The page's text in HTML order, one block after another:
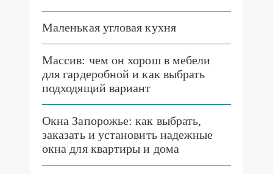
Маленькая угловая кухня
Массив: чем он хорош в мебели
для гардеробной и как выбрать
подходящий вариант
Окна Запорожье: как выбрать,
заказать и установить надежные
окна для квартиры и дома